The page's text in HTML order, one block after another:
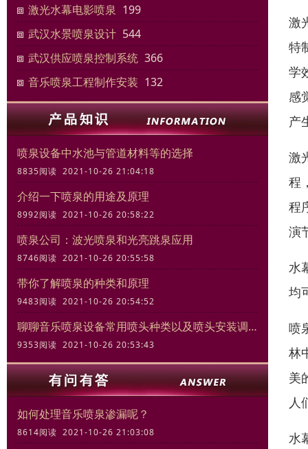
激光水幕电影喷泉 199
武汉水景喷泉设计 544
武汉供应喷泉控制系统 366
音乐喷泉工程制作安装 132
喷泉设备中水池与管道材料等的选择
8835阅读 2021-10-26 21:04:18
介绍一下喷泉的用途及原理
8992阅读 2021-10-26 20:58:22
喷泉公司：波光喷泉和光亮跳泉应用
8746阅读 2021-10-26 20:55:58
带你了解喷泉的种类和原理
9483阅读 2021-10-26 20:54:52
聊聊音乐喷泉设备常用喷头种类以及喷头安装调试规范
9353阅读 2021-10-26 20:53:43
如何处理音乐喷泉渗漏呢？
8614阅读 2021-10-26 21:03:08
激
特
学
感
产
激
程
程
演
水
均
喷
林
美
人
水